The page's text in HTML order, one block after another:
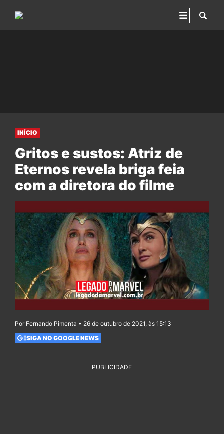
INÍCIO
Gritos e sustos: Atriz de
Eternos revela briga feia
com a diretora do filme
Por Fernando Pimenta • 26 de outubro de 2021, às 15:13
SIGA NO GOOGLE NEWS
PUBLICIDADE